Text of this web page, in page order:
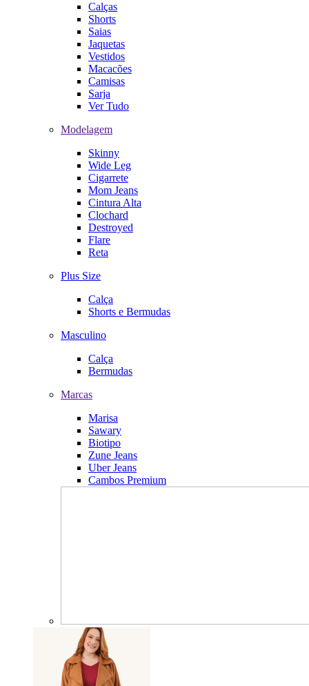
Calças
Shorts
Saias
Jaquetas
Vestidos
Macacões
Camisas
Sarja
Ver Tudo
Modelagem
Skinny
Wide Leg
Cigarrete
Mom Jeans
Cintura Alta
Clochard
Destroyed
Flare
Reta
Plus Size
Calça
Shorts e Bermudas
Masculino
Calça
Bermudas
Marcas
Marisa
Sawary
Biotipo
Zune Jeans
Uber Jeans
Cambos Premium